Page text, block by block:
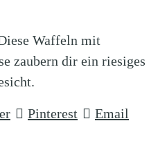
Waffeln mit
zaubern dir ein riesiges
Pinterest Email